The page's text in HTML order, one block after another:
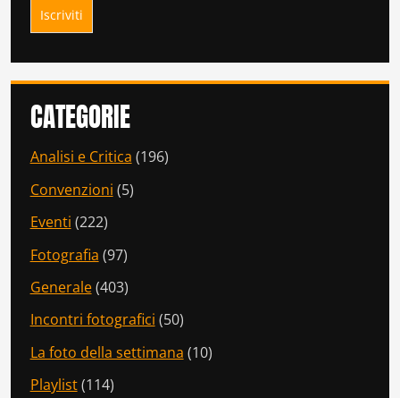
CATEGORIE
Analisi e Critica (196)
Convenzioni (5)
Eventi (222)
Fotografia (97)
Generale(403)
Incontri fotografici (50)
La foto della settimana (10)
Playlist(114)